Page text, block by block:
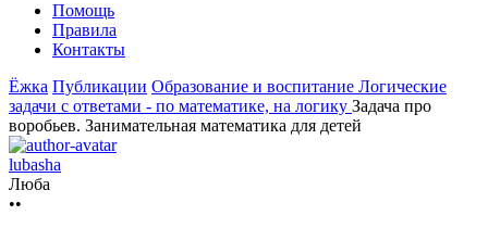
Помощь
Правила
Контакты
Ёжка Публикации Образование и воспитание Логические
задачи с ответами - по математике, на логику Задача про
воробьев. Занимательная математика для детей
lubasha
Люба
••